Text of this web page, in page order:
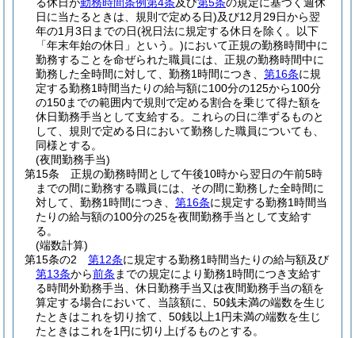
日に当たるときは、規則で定める日)及び12月29日から翌
年の1月3日までの日(祝日法に規定する休日を除く。以下
「年末年始の休日」という。)において正規の勤務時間中に
勤務することを命ぜられた職員には、正規の勤務時間中に
勤務した全時間に対して、勤務1時間につき、 第16条に規
定する勤務1時間当たりの給与額に100分の125から100分
の150までの範囲内で規則で定める割合を乗じて得た額を
休日勤務手当として支給する。
これらの日に準ずるものと
して、規則で定める日において勤務した職員についても、
同様とする。
(夜間勤務手当)
第15条
正規の勤務時間として午後10時から翌日の午前5時
までの間に勤務する職員には、その間に勤務した全時間に
対して、勤務1時間につき、 第16条に規定する勤務1時間当
たりの給与額の100分の25を夜間勤務手当として支給す
る。
(端数計算)
第15条の2
第12条に規定する勤務1時間当たりの給与額及び
第13条から前条 までの規定により勤務1時間につき支給す
る時間外勤務手当、休日勤務手当又は夜間勤務手当の額を
算定する場合において、当該額に、50銭未満の端数を生じ
たときはこれを切り捨て、50銭以上1円未満の端数を生じ
たときはこれを1円に切り上げるものとする。